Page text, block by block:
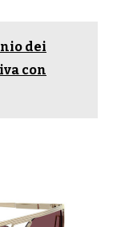
dei
con